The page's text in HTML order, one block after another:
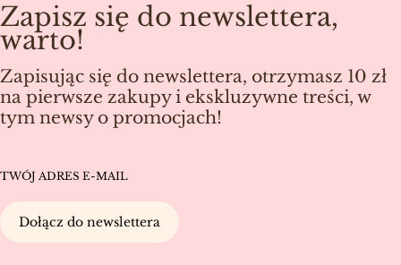
Zapisz się do newslettera,
warto!
Zapisując się do newslettera, otrzymasz 10 zł
na pierwsze zakupy i ekskluzywne treści, w
tym newsy o promocjach!
TWÓJ ADRES E-MAIL
Dołącz do newslettera